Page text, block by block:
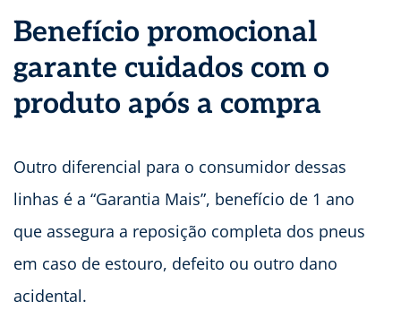
Benefício promocional
garante cuidados com o
produto após a compra
Outro diferencial para o consumidor dessas
linhas é a “Garantia Mais”, benefício de 1 ano
que assegura a reposição completa dos pneus
em caso de estouro, defeito ou outro dano
acidental.